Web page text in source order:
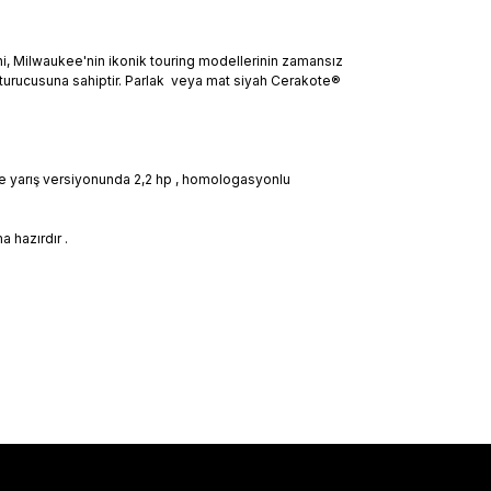
Milwaukee'nin ikonik touring modellerinin zamansız
sahiptir. Parlak veya mat siyah Cerakote®
versiyonunda 2,2 hp , homologasyonlu
hazırdır .